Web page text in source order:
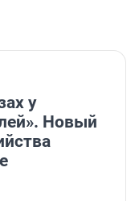
у
Новый